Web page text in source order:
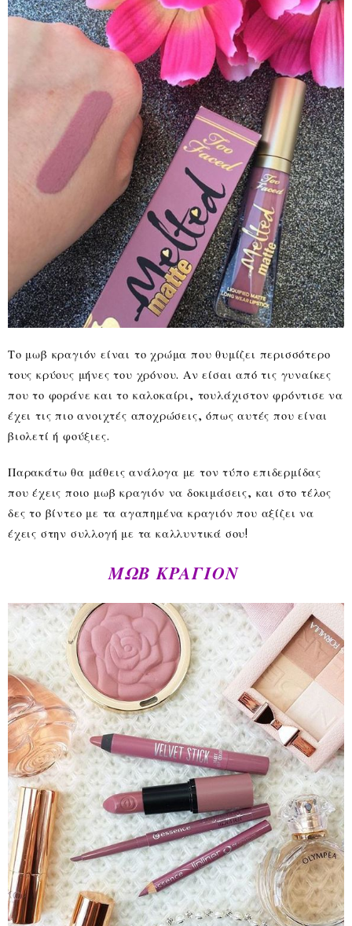
Το μωβ κραγιόν είναι το χρώμα που θυμίζει περισσότερο
τους κρύους μήνες του χρόνου. Αν είσαι από τις γυναίκες
που το φοράνε και το καλοκαίρι, τουλάχιστον φρόντισε να
έχει τις πιο ανοιχτές αποχρώσεις, όπως αυτές που είναι
βιολετί ή φούξιες.
Παρακάτω θα μάθεις ανάλογα με τον τύπο επιδερμίδας
που έχεις ποιο μωβ κραγιόν να δοκιμάσεις, και στο τέλος
δες το βίντεο με τα αγαπημένα κραγιόν που αξίζει να
έχεις στην συλλογή με τα καλλυντικά σου!
ΜΩΒ ΚΡΑΓΙΟΝ